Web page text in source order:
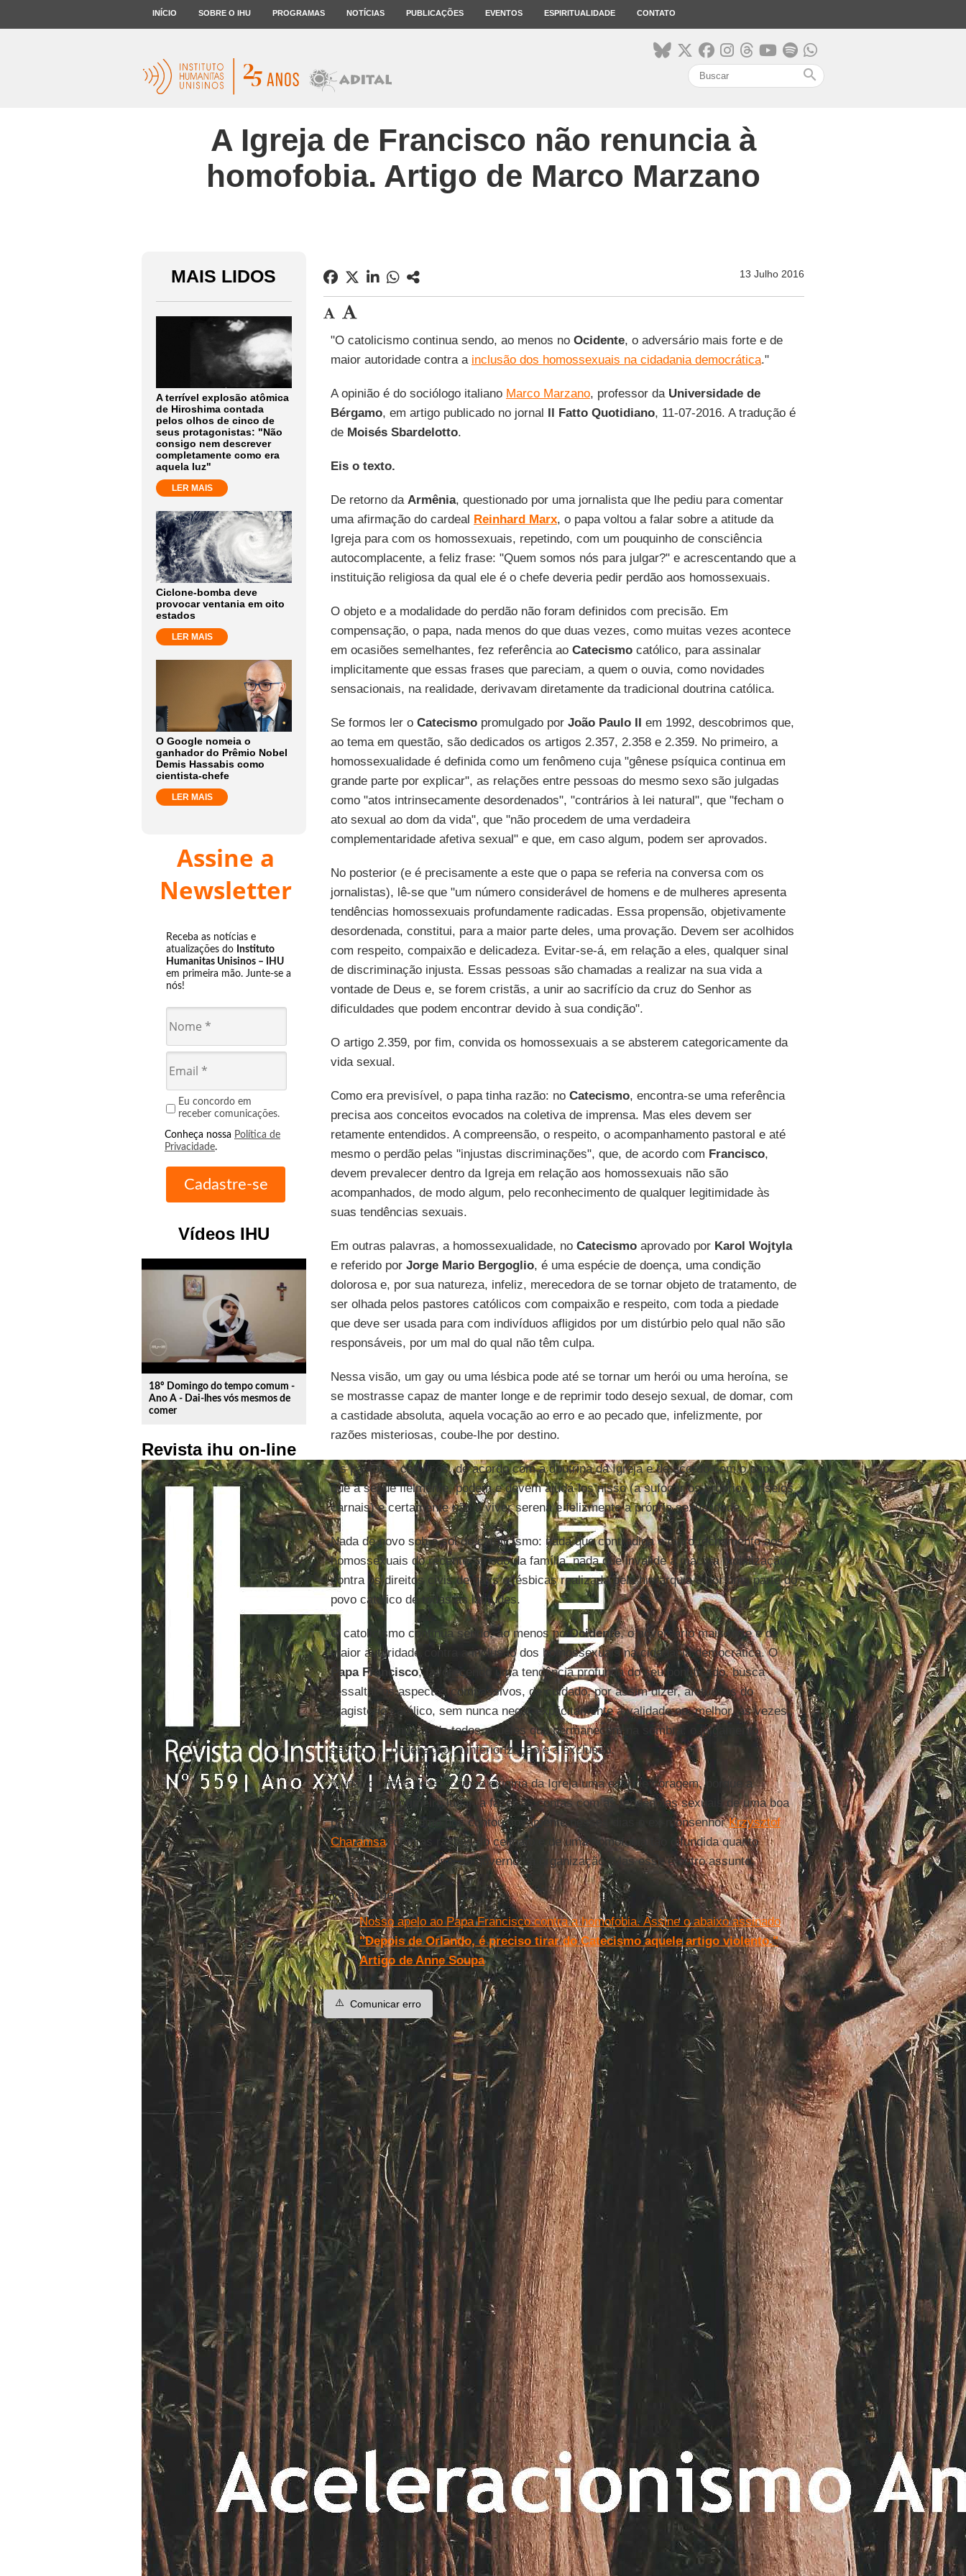
INÍCIO SOBRE O IHU PROGRAMAS NOTÍCIAS PUBLICAÇÕES EVENTOS ESPIRITUALIDADE CONTATO
search
A Igreja de Francisco não renuncia à
homofobia. Artigo de Marco Marzano
MAIS LIDOS
A terrível explosão atômica
de Hiroshima contada
pelos olhos de cinco de
seus protagonistas: "Não
consigo nem descrever
completamente como era
aquela luz"
LER MAIS
Ciclone-bomba deve
provocar ventania em oito
estados
LER MAIS
O Google nomeia o
ganhador do Prêmio Nobel
Demis Hassabis como
cientista-chefe
LER MAIS
Assine a
Newsletter
Receba as notícias e
atualizações do Instituto
Humanitas Unisinos – IHU
em primeira mão. Junte-se a
nós!
Eu concordo em
receber comunicações.
Conheça nossa Política de
Privacidade.
Vídeos IHU
play_circle_outline
18º Domingo do tempo comum -
Ano A - Dai-lhes vós mesmos de
comer
Revista ihu on-line
13 Julho 2016
"O catolicismo continua sendo, ao menos no Ocidente, o adversário mais forte e de
maior autoridade contra a inclusão dos homossexuais na cidadania democrática."
A opinião é do sociólogo italiano Marco Marzano, professor da Universidade de
Bérgamo, em artigo publicado no jornal Il Fatto Quotidiano, 11-07-2016. A tradução é
de Moisés Sbardelotto.
Eis o texto.
De retorno da Armênia, questionado por uma jornalista que lhe pediu para comentar
uma afirmação do cardeal Reinhard Marx, o papa voltou a falar sobre a atitude da
Igreja para com os homossexuais, repetindo, com um pouquinho de consciência
autocomplacente, a feliz frase: "Quem somos nós para julgar?" e acrescentando que a
instituição religiosa da qual ele é o chefe deveria pedir perdão aos homossexuais.
O objeto e a modalidade do perdão não foram definidos com precisão. Em
compensação, o papa, nada menos do que duas vezes, como muitas vezes acontece
em ocasiões semelhantes, fez referência ao Catecismocatólico, para assinalar
implicitamente que essas frases que pareciam, a quem o ouvia, como novidades
sensacionais, na realidade, derivavam diretamente da tradicional doutrina católica.
Se formos ler o Catecismopromulgado por João Paulo II em 1992, descobrimos que,
ao tema em questão, são dedicados os artigos 2.357, 2.358 e 2.359. No primeiro, a
homossexualidade é definida como um fenômeno cuja "gênese psíquica continua em
grande parte por explicar", as relações entre pessoas do mesmo sexo são julgadas
como "atos intrinsecamente desordenados", "contrários à lei natural", que "fecham o
ato sexual ao dom da vida", que "não procedem de uma verdadeira
complementaridade afetiva sexual" e que, em caso algum, podem ser aprovados.
No posterior (e é precisamente a este que o papa se referia na conversa com os
jornalistas), lê-se que "um número considerável de homens e de mulheres apresenta
tendências homossexuais profundamente radicadas. Essa propensão, objetivamente
desordenada, constitui, para a maior parte deles, uma provação. Devem ser acolhidos
com respeito, compaixão e delicadeza. Evitar-se-á, em relação a eles, qualquer sinal
de discriminação injusta. Essas pessoas são chamadas a realizar na sua vida a
vontade de Deus e, se forem cristãs, a unir ao sacrifício da cruz do Senhor as
dificuldades que podem encontrar devido à sua condição".
O artigo 2.359, por fim, convida os homossexuais a se absterem categoricamente da
vida sexual.
Como era previsível, o papa tinha razão: no Catecismo, encontra-se uma referência
precisa aos conceitos evocados na coletiva de imprensa. Mas eles devem ser
retamente entendidos. A compreensão, o respeito, o acompanhamento pastoral e até
mesmo o perdão pelas "injustas discriminações", que, de acordo com Francisco,
devem prevalecer dentro da Igreja em relação aos homossexuais não são
acompanhados, de modo algum, pelo reconhecimento de qualquer legitimidade às
suas tendências sexuais.
Em outras palavras, a homossexualidade, no Catecismoaprovado por Karol Wojtyla
e referido por Jorge Mario Bergoglio, é uma espécie de doença, uma condição
dolorosa e, por sua natureza, infeliz, merecedora de se tornar objeto de tratamento, de
ser olhada pelos pastores católicos com compaixão e respeito, com toda a piedade
que deve ser usada para com indivíduos afligidos por um distúrbio pelo qual não são
responsáveis, por um mal do qual não têm culpa.
Nessa visão, um gay ou uma lésbica pode até se tornar um herói ou uma heroína, se
se mostrasse capaz de manter longe e de reprimir todo desejo sexual, de domar, com
a castidade absoluta, aquela vocação ao erro e ao pecado que, infelizmente, por
razões misteriosas, coube-lhe por destino.
Os pastores católicos, de acordo com a doutrina da Igreja e de acordo com o papa,
que a segue fielmente, podem e devem ajudá-los nisso (a sufocar os próprios anseios
carnais) e certamente não a viver serena e felizmente a própria sexualidade.
Nada de novo sob o sol do catolicismo: nada que contradiga o claro fechamento aos
homossexuais do recente Sínodo da família, nada que invalide a maciça mobilização
contra os direitos civis de gays e lésbicas realizada pela hierarquia e por uma parte do
povo católico de todas as latitudes.
O catolicismo continua sendo, ao menos no Ocidente, o adversário mais forte e de
maior autoridade contra a inclusão dos homossexuais na cidadania democrática. O
Papa Francisco, favorecendo uma tendência profunda do seu pontificado, busca
ressaltar os aspectos compassivos, de cuidado, por assim dizer, afetuosos do
magistério católico, sem nunca negar explicitamente a validade ou, melhor, às vezes,
até confirmando-a, de todos aqueles que permanecem na sombra: o julgamento
severo, a condenação, a inferiorização e a exclusão.
Mudar de linha nesse campo exigiria da Igreja uma enorme coragem, porque a
forçaria, em primeiro lugar, a fazer as contas com as tendências sexuais de uma boa
parte do clero, como nos contou novamente nesses dias o ex-monsenhorKrzysztof
Charamsa, com as razões do celibato e de uma homofobia tão difundida quanto
perfeitamente funcional ao governo da organização. Mas esse é outro assunto.
Veja também:
Nosso apelo ao Papa Francisco contra a homofobia. Assine o abaixo assinado
"Depois de Orlando, é preciso tirar do Catecismo aquele artigo violento."
Artigo de Anne Soupa
⚠️ Comunicar erro